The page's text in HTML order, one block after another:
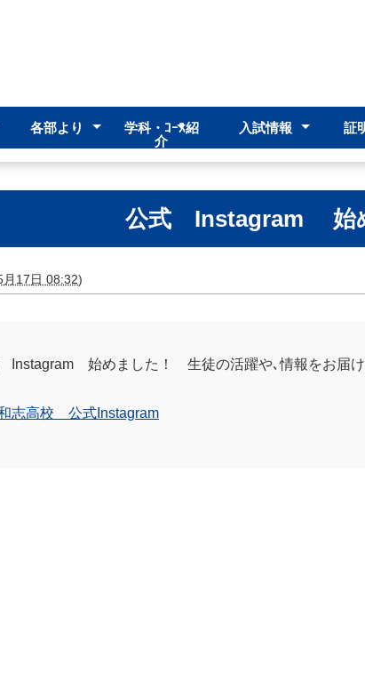
各部より
進路指導部
生徒指導部
学科・ｺｰｽ紹
介
入試情報
高校入試
後期再入学･編入学
前期再入学･編入学
入試（ゆい）
証
証
感
公式 Instagram 始
月17日 08:32)
Instagram 始めました！ 生徒の活躍や､情報をお届け
志高校 公式Instagram